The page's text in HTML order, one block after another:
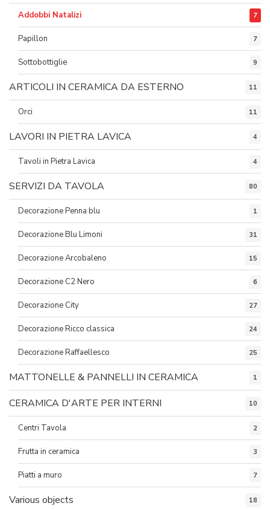
Addobbi Natalizi 7
Papillon 7
Sottobottiglie 9
ARTICOLI IN CERAMICA DA ESTERNO 11
Orci 11
LAVORI IN PIETRA LAVICA 4
Tavoli in Pietra Lavica 4
SERVIZI DA TAVOLA 80
Decorazione Penna blu 1
Decorazione Blu Limoni 31
Decorazione Arcobaleno 15
Decorazione C2 Nero 6
Decorazione City 27
Decorazione Ricco classica 24
Decorazione Raffaellesco 25
MATTONELLE & PANNELLI IN CERAMICA 1
CERAMICA D'ARTE PER INTERNI 10
Centri Tavola 2
Frutta in ceramica 3
Piatti a muro 7
Various objects 18